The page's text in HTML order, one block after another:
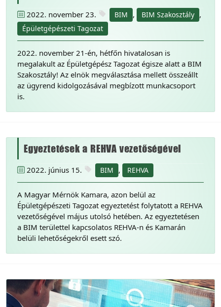
2022. november 23. BIM , BIM Szakosztály ,
Épületgépészeti Tagozat
2022. november 21-én, hétfőn hivatalosan is
megalakult az Épületgépész Tagozat égisze alatt a BIM
Szakosztály! Az elnök megválasztása mellett összeállt
az ügyrend kidolgozásával megbízott munkacsoport
is.
Egyeztetések a REHVA vezetőségével
2022. június 15. BIM , REHVA
A Magyar Mérnök Kamara, azon belül az
Épületgépészeti Tagozat egyeztetést folytatott a REHVA
vezetőségével május utolsó hetében. Az egyeztetésen
a BIM területtel kapcsolatos REHVA-n és Kamarán
belüli lehetőségekről esett szó.